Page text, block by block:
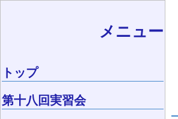
メニュー
トップ
第十八回実習会